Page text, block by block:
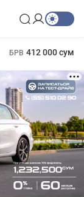
БРВ 412 000 сум